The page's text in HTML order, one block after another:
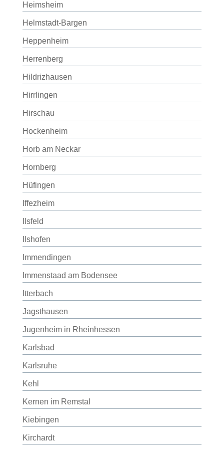
Heimsheim
Helmstadt-Bargen
Heppenheim
Herrenberg
Hildrizhausen
Hirrlingen
Hirschau
Hockenheim
Horb am Neckar
Hornberg
Hüfingen
Iffezheim
Ilsfeld
Ilshofen
Immendingen
Immenstaad am Bodensee
Itterbach
Jagsthausen
Jugenheim in Rheinhessen
Karlsbad
Karlsruhe
Kehl
Kernen im Remstal
Kiebingen
Kirchardt